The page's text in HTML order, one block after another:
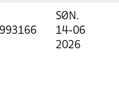
993166
SØN.
14-06
2026